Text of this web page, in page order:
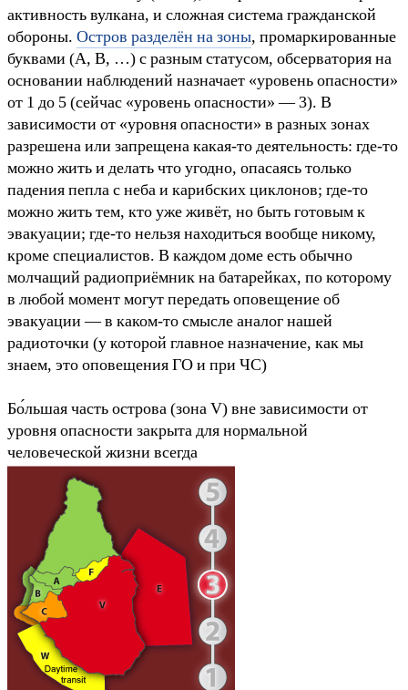
активность вулкана, и сложная система гражданской
обороны. Остров разделён на зоны, промаркированные
буквами (A, B, …) с разным статусом, обсерватория на
основании наблюдений назначает «уровень опасности»
от 1 до 5 (сейчас «уровень опасности» — 3). В
зависимости от «уровня опасности» в разных зонах
разрешена или запрещена какая-то деятельность: где-то
можно жить и делать что угодно, опасаясь только
падения пепла с неба и карибских циклонов; где-то
можно жить тем, кто уже живёт, но быть готовым к
эвакуации; где-то нельзя находиться вообще никому,
кроме специалистов. В каждом доме есть обычно
молчащий радиоприёмник на батарейках, по которому
в любой момент могут передать оповещение об
эвакуации — в каком-то смысле аналог нашей
радиоточки (у которой главное назначение, как мы
знаем, это оповещения ГО и при ЧС)
Бо́льшая часть острова (зона V) вне зависимости от
уровня опасности закрыта для нормальной
человеческой жизни всегда